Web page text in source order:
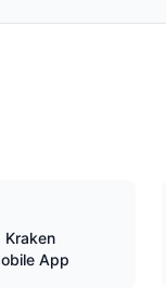
Kraken
App